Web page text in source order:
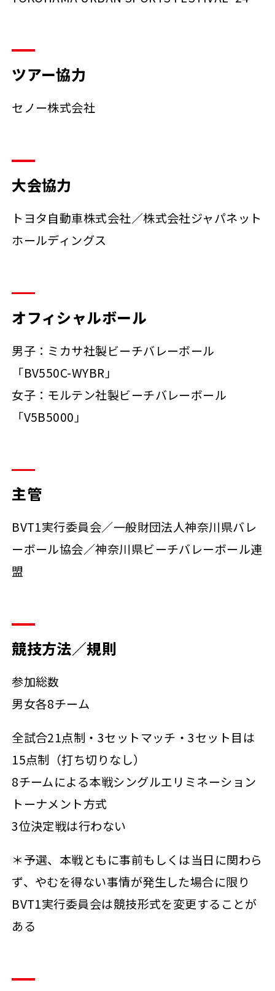
ツアー協力
セノー株式会社
大会協力
トヨタ自動車株式会社／株式会社ジャパネット
ホールディングス
オフィシャルボール
男子：ミカサ社製ビーチバレーボール
「BV550C-WYBR」
女子：モルテン社製ビーチバレーボール
「V5B5000」
主管
BVT1実行委員会／一般財団法人神奈川県バレ
ーボール協会／神奈川県ビーチバレーボール連
盟
競技方法／規則
参加総数
男女各8チーム
全試合21点制・3セットマッチ・3セット目は
15点制（打ち切りなし）
8チームによる本戦シングルエリミネーション
トーナメント方式
3位決定戦は行わない
＊予選、本戦ともに事前もしくは当日に関わら
ず、やむを得ない事情が発生した場合に限り
BVT1実行委員会は競技形式を変更することが
ある